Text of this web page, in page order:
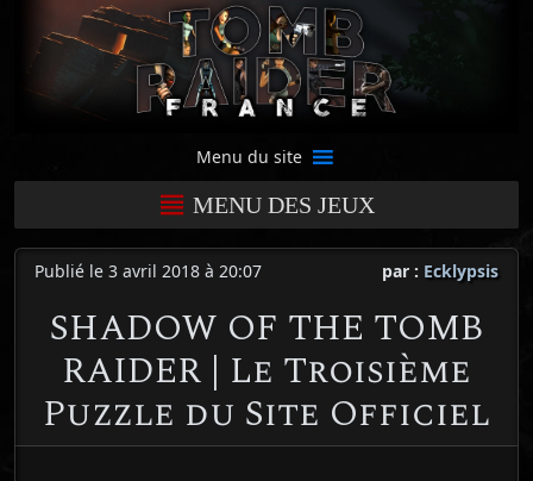
Menu du site
MENU DES JEUX
Publié le 3 avril 2018 à 20:07 par : Ecklypsis
SHADOW OF THE TOMB
RAIDER | Le Troisième
Puzzle du Site Officiel